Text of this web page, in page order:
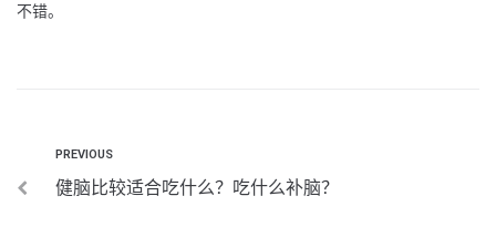
不错。
PREVIOUS
健脑比较适合吃什么？吃什么补脑？